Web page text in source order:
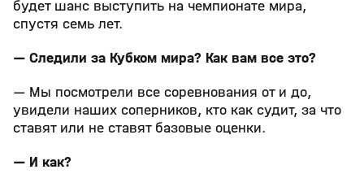
будет шанс выступить на чемпионате мира,
спустя семь лет.
— Следили за Кубком мира? Как вам все это?
— Мы посмотрели все соревнования от и до,
увидели наших соперников, кто как судит, за что
ставят или не ставят базовые оценки.
— И как?